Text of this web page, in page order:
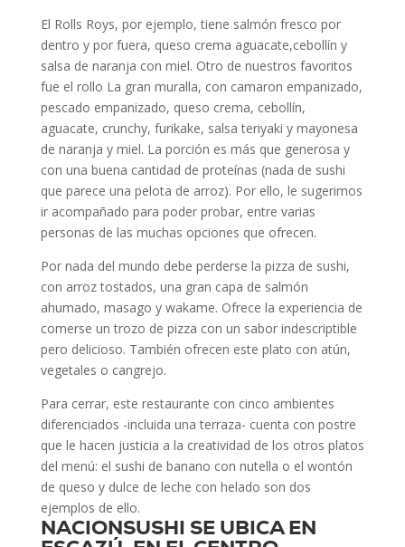
El Rolls Roys, por ejemplo, tiene salmón fresco por
dentro y por fuera, queso crema aguacate,cebollín y
salsa de naranja con miel. Otro de nuestros favoritos
fue el rollo La gran muralla, con camaron empanizado,
pescado empanizado, queso crema, cebollín,
aguacate, crunchy, furikake, salsa teriyaki y mayonesa
de naranja y miel. La porción es más que generosa y
con una buena cantidad de proteínas (nada de sushi
que parece una pelota de arroz). Por ello, le sugerimos
ir acompañado para poder probar, entre varias
personas de las muchas opciones que ofrecen.
Por nada del mundo debe perderse la pizza de sushi,
con arroz tostados, una gran capa de salmón
ahumado, masago y wakame. Ofrece la experiencia de
comerse un trozo de pizza con un sabor indescriptible
pero delicioso. También ofrecen este plato con atún,
vegetales o cangrejo.
Para cerrar, este restaurante con cinco ambientes
diferenciados -incluida una terraza- cuenta con postre
que le hacen justicia a la creatividad de los otros platos
del menú: el sushi de banano con nutella o el wontón
de queso y dulce de leche con helado son dos
ejemplos de ello.
NACIONSUSHI SE UBICA EN